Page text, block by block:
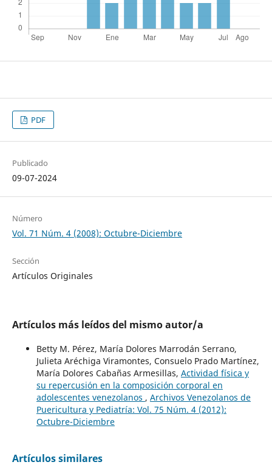
PDF
Publicado
09-07-2024
Número
Vol. 71 Núm. 4 (2008): Octubre-Diciembre
Sección
Artículos Originales
Artículos más leídos del mismo autor/a
Betty M. Pérez, María Dolores Marrodán Serrano,
Julieta Aréchiga Viramontes, Consuelo Prado Martínez,
María Dolores Cabañas Armesillas, Actividad física y
su repercusión en la composición corporal en
adolescentes venezolanos , Archivos Venezolanos de
Puericultura y Pediatría: Vol. 75 Núm. 4 (2012):
Octubre-Diciembre
Artículos similares